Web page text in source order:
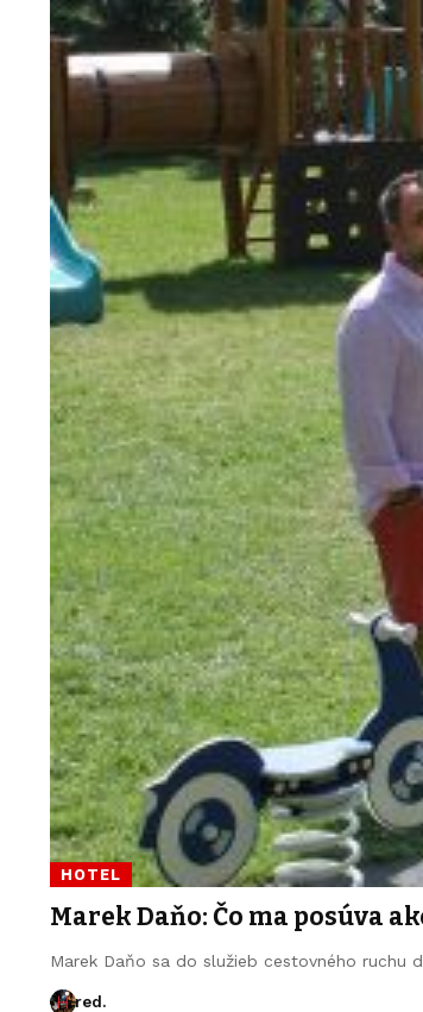
HOTEL
Marek Daňo: Čo ma posúva
Marek Daňo sa do služieb cestovného
red.